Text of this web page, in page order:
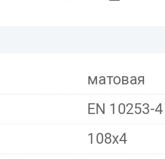
матовая
EN 10253-4
108x4